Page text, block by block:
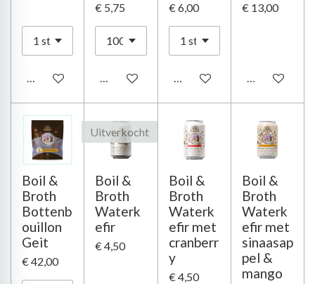
In winkelwagen
€ 5,75
In winkelwagen
€ 6,00
In winkelwagen
€ 13,00
In
Boil &
Broth
Bottenb
ouillon
Geit
€ 42,00
Uitverkocht
Boil &
Broth
Waterk
efir
€ 4,50
Boil &
Broth
Waterk
efir met
cranberr
y
€ 4,50
Boil &
Broth
Waterk
efir met
sinaasap
pel &
mango